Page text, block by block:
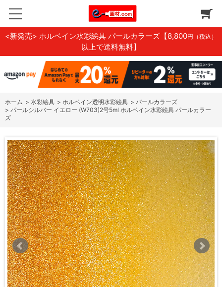
<新発売> ホルベイン水彩絵具 パールカラーズ 【8,800円（税込）
以上で送料無料】
ホーム > 水彩絵具 > ホルベイン透明水彩絵具 > パールカラーズ
> パールシルバー イエロー (W703)2号5ml ホルベイン水彩絵具 パールカラー
ズ